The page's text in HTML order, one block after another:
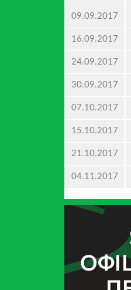
09.09.2017
16.09.2017
24.09.2017
30.09.2017
07.10.2017
15.10.2017
21.10.2017
04.11.2017